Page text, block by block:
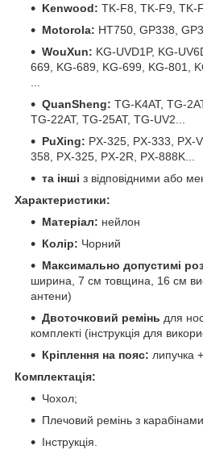
Kenwood: TK-F8, TK-F9, TK-
Motorola: HT750, GP338,
WouXun: KG-UVD1P, KG-
669, KG-689, KG-699, KG-801,
QuanSheng: TG-K4AT, TG-
TG-22AT, TG-25AT, TG-UV2...
PuXing: PX-325, PX-333, PX-
358, PX-325, PX-2R, PX-888K...
та інші з відповідними або
Характеристики:
Матеріал: нейлон
Колір: Чорний
Максимально допустимі
ширина, 7 см товщина, 16 см
антени)
Двоточковий ремінь для
комплекті (інструкція для
Кріплення на пояс: липучка
Комплектація:
Чохол;
Плечовий ремінь з
Інструкція.